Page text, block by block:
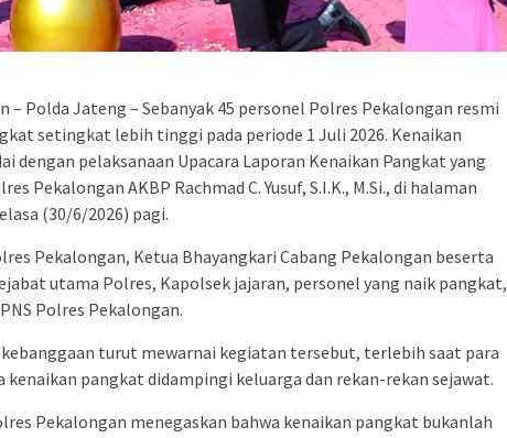
– Polda Jateng – Sebanyak 45 personel Polres Pekalongan resmi
setingkat lebih tinggi pada periode 1 Juli 2026. Kenaikan
dengan pelaksanaan Upacara Laporan Kenaikan Pangkat yang
Pekalongan AKBP Rachmad C. Yusuf, S.I.K., M.Si., di halaman
(30/6/2026) pagi.
Pekalongan, Ketua Bhayangkari Cabang Pekalongan beserta
utama Polres, Kapolsek jajaran, personel yang naik pangkat,
Polres Pekalongan.
kebanggaan turut mewarnai kegiatan tersebut, terlebih saat para
kenaikan pangkat didampingi keluarga dan rekan-rekan sejawat.
Pekalongan menegaskan bahwa kenaikan pangkat bukanlah